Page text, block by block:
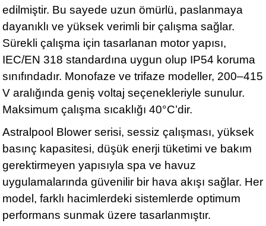
edilmiştir. Bu sayede uzun ömürlü, paslanmaya
dayanıklı ve yüksek verimli bir çalışma sağlar.
Sürekli çalışma için tasarlanan motor yapısı,
IEC/EN 318 standardına uygun olup IP54 koruma
sınıfındadır. Monofaze ve trifaze modeller, 200–415
V aralığında geniş voltaj seçenekleriyle sunulur.
Maksimum çalışma sıcaklığı 40°C’dir.
Astralpool Blower serisi, sessiz çalışması, yüksek
basınç kapasitesi, düşük enerji tüketimi ve bakım
gerektirmeyen yapısıyla spa ve havuz
uygulamalarında güvenilir bir hava akışı sağlar. Her
model, farklı hacimlerdeki sistemlerde optimum
performans sunmak üzere tasarlanmıştır.